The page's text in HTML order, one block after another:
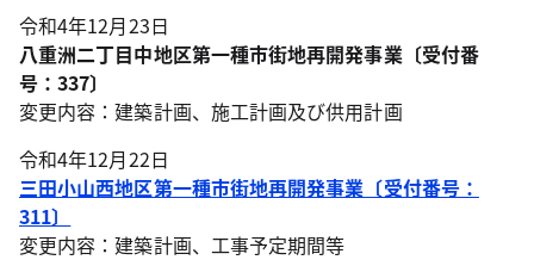
令和4年12月23日
八重洲二丁目中地区第一種市街地再開発事業〔受付番
号：337〕
変更内容：建築計画、施工計画及び供用計画
令和4年12月22日
三田小山西地区第一種市街地再開発事業〔受付番号：
311〕
変更内容：建築計画、工事予定期間等